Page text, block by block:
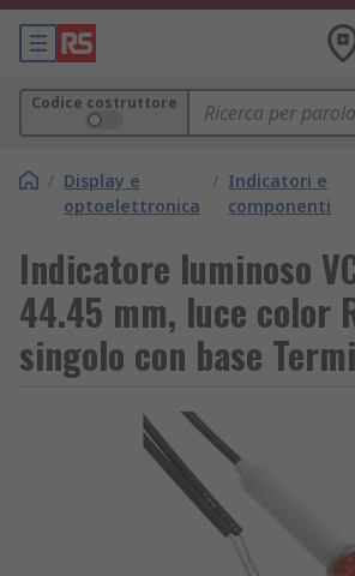
Codice costruttore
/ Display e
optoelettronica
/ Indicatori e
componenti
Indicatore luminoso
44.45 mm, luce color
singolo con base